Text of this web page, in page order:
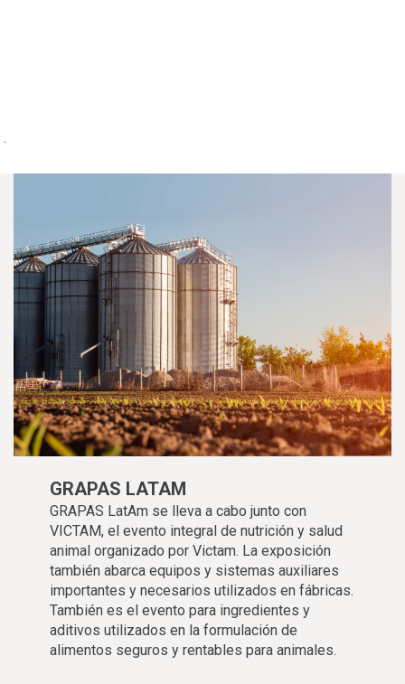
.
GRAPAS LATAM
GRAPAS LatAm se lleva a cabo junto con
VICTAM, el evento integral de nutrición y salud
animal organizado por Victam. La exposición
también abarca equipos y sistemas auxiliares
importantes y necesarios utilizados en fábricas.
También es el evento para ingredientes y
aditivos utilizados en la formulación de
alimentos seguros y rentables para animales.